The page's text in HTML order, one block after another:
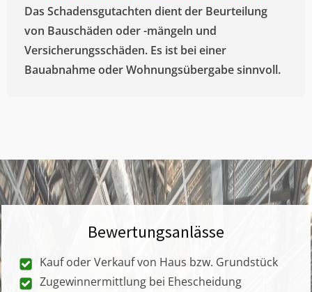
Das Schadensgutachten dient der Beurteilung
von Bauschäden oder -mängeln und
Versicherungsschäden. Es ist bei einer
Bauabnahme oder Wohnungsübergabe sinnvoll.
Bewertungsanlässe
Kauf oder Verkauf von Haus bzw. Grundstück
Zugewinnermittlung bei Ehescheidung